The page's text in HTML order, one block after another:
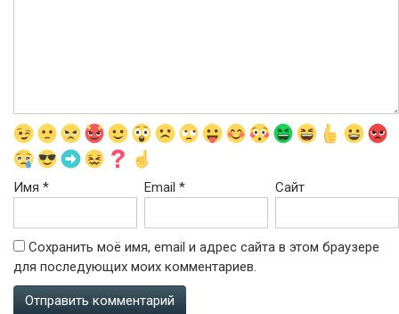
Имя * Email* Сайт
Сохранить моё имя, email и адрес сайта в этом браузере
для последующих моих комментариев.